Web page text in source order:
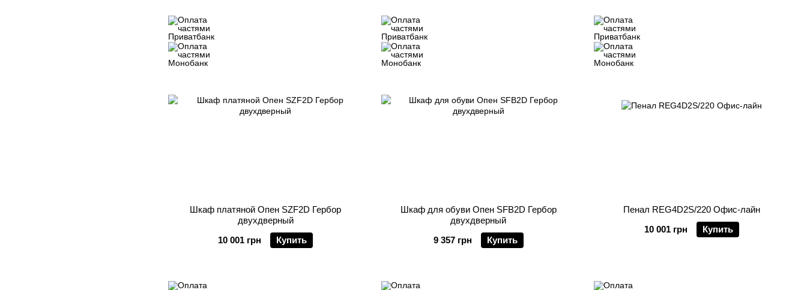
Шкаф платяной Опен SZF2D Гербор
двухдверный
10 001 грн
Купить
Шкаф для обуви Опен SFB2D Гербор
двухдверный
9 357 грн
Купить
Пенал REG4D2S/220 Офис-лайн
10 001 грн
Купить